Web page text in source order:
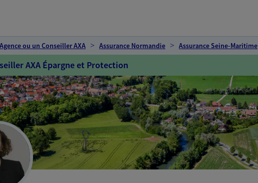
ou un Conseiller AXA Assurance Normandie Assurance Seine-Maritime
AXA Épargne et Protection